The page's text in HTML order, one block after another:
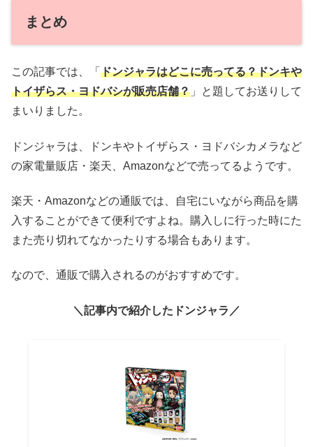
まとめ
この記事では、「 ドンジャラはどこに売ってる？ドンキや
トイザらス・ヨドバシが販売店舗？ 」と題してお送りして
まいりました。
ドンジャラは、ドンキやトイザらス・ヨドバシカメラなど
の家電量販店・楽天、Amazonなどで売ってるようです。
楽天・Amazonなどの通販では、自宅にいながら商品を購
入することができて便利ですよね。購入しに行った時にた
また売り切れてなかったりする場合もあります。
なので、通販で購入されるのがおすすめです。
＼記事内で紹介したドンジャラ／